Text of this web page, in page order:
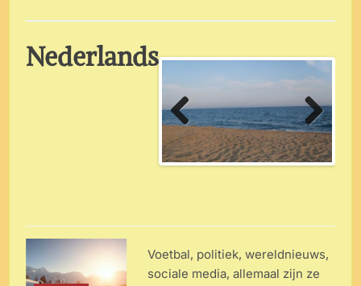
Nederlands
Previous Next
Voetbal, politiek, wereldnieuws,
sociale media, allemaal zijn ze